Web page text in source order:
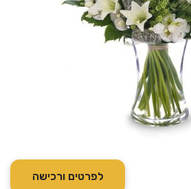
לפרטים ורכישה